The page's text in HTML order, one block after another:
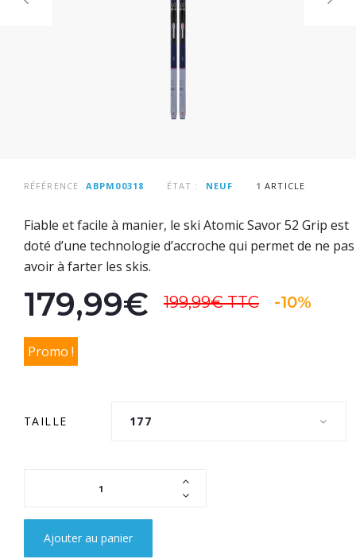
RÉFÉRENCE ABPM00318 ÉTAT : NEUF 1 ARTICLE
Fiable et facile à manier, le ski Atomic Savor 52 Grip est
doté d’une technologie d’accroche qui permet de ne pas
avoir à farter les skis.
179,99€ 199,99€TTC -10%
Promo !
TAILLE 177
Ajouter au panier